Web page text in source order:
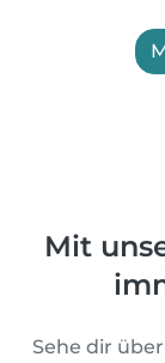
Mit
Sehe dir